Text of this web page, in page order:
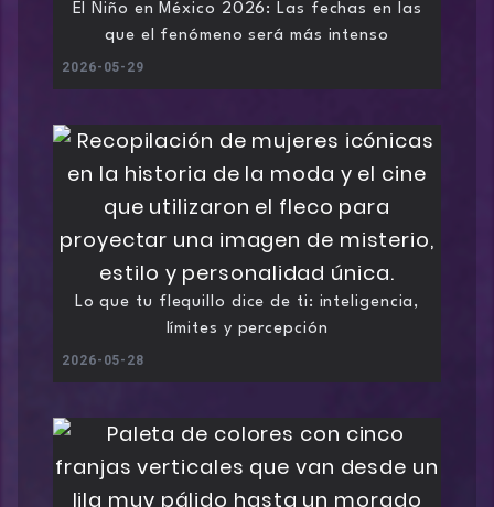
El Niño en México 2026: Las fechas en las
que el fenómeno será más intenso
2026-05-29
Lo que tu flequillo dice de ti: inteligencia,
límites y percepción
2026-05-28